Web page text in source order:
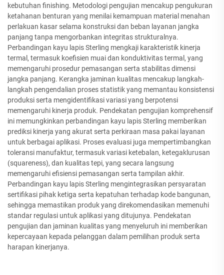
kebutuhan finishing. Metodologi pengujian mencakup pengukuran
ketahanan benturan yang menilai kemampuan material menahan
perlakuan kasar selama konstruksi dan beban layanan jangka
panjang tanpa mengorbankan integritas strukturalnya.
Perbandingan kayu lapis Sterling mengkaji karakteristik kinerja
termal, termasuk koefisien muai dan konduktivitas termal, yang
memengaruhi prosedur pemasangan serta stabilitas dimensi
jangka panjang. Kerangka jaminan kualitas mencakup langkah-
langkah pengendalian proses statistik yang memantau konsistensi
produksi serta mengidentifikasi variasi yang berpotensi
memengaruhi kinerja produk. Pendekatan pengujian komprehensif
ini memungkinkan perbandingan kayu lapis Sterling memberikan
prediksi kinerja yang akurat serta perkiraan masa pakai layanan
untuk berbagai aplikasi. Proses evaluasi juga mempertimbangkan
toleransi manufaktur, termasuk variasi ketebalan, ketegaklurusan
(squareness), dan kualitas tepi, yang secara langsung
memengaruhi efisiensi pemasangan serta tampilan akhir.
Perbandingan kayu lapis Sterling mengintegrasikan persyaratan
sertifikasi pihak ketiga serta kepatuhan terhadap kode bangunan,
sehingga memastikan produk yang direkomendasikan memenuhi
standar regulasi untuk aplikasi yang ditujunya. Pendekatan
pengujian dan jaminan kualitas yang menyeluruh ini memberikan
kepercayaan kepada pelanggan dalam pemilihan produk serta
harapan kinerjanya.